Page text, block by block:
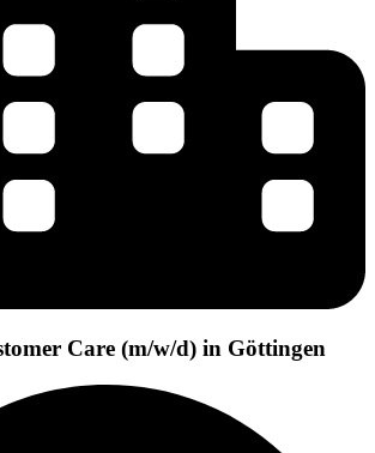
Care (m/w/d) in Göttingen